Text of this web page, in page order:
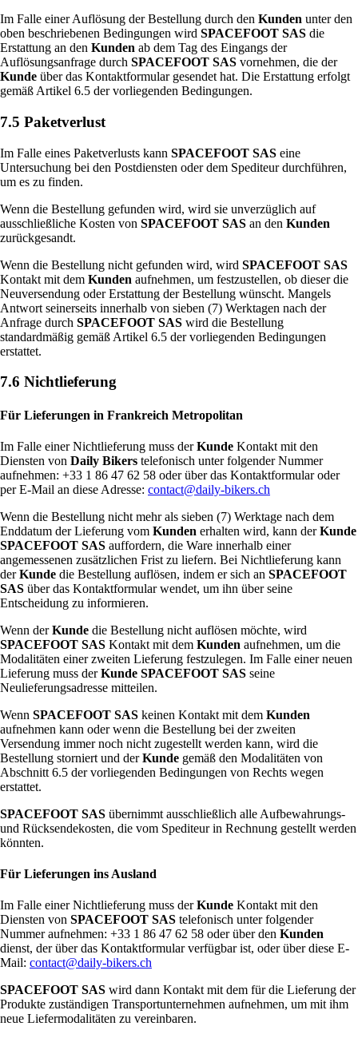
Im Falle einer Auflösung der Bestellung durch den Kunden unter den
oben beschriebenen Bedingungen wird SPACEFOOT SAS die
Erstattung an den Kunden ab dem Tag des Eingangs der
Auflösungsanfrage durch SPACEFOOT SAS vornehmen, die der
Kunde über das Kontaktformular gesendet hat. Die Erstattung erfolgt
gemäß Artikel 6.5 der vorliegenden Bedingungen.
7.5 Paketverlust
Im Falle eines Paketverlusts kann SPACEFOOT SAS eine
Untersuchung bei den Postdiensten oder dem Spediteur durchführen,
um es zu finden.
Wenn die Bestellung gefunden wird, wird sie unverzüglich auf
ausschließliche Kosten von SPACEFOOT SAS an den Kunden
zurückgesandt.
Wenn die Bestellung nicht gefunden wird, wird SPACEFOOT SAS
Kontakt mit dem Kunden aufnehmen, um festzustellen, ob dieser die
Neuversendung oder Erstattung der Bestellung wünscht. Mangels
Antwort seinerseits innerhalb von sieben (7) Werktagen nach der
Anfrage durch SPACEFOOT SAS wird die Bestellung
standardmäßig gemäß Artikel 6.5 der vorliegenden Bedingungen
erstattet.
7.6 Nichtlieferung
Für Lieferungen in Frankreich Metropolitan
Im Falle einer Nichtlieferung muss derKunde Kontakt mit den
Diensten von Daily Bikers telefonisch unter folgender Nummer
aufnehmen: +33 1 86 47 62 58 oder über das Kontaktformular oder
per E-Mail an diese Adresse: contact@daily-bikers.ch
Wenn die Bestellung nicht mehr als sieben (7) Werktage nach dem
Enddatum der Lieferung vom Kunden erhalten wird, kann derKunde
SPACEFOOT SAS auffordern, die Ware innerhalb einer
angemessenen zusätzlichen Frist zu liefern. Bei Nichtlieferung kann
derKunde die Bestellung auflösen, indem er sich an SPACEFOOT
SAS über das Kontaktformular wendet, um ihn über seine
Entscheidung zu informieren.
Wenn derKunde die Bestellung nicht auflösen möchte, wird
SPACEFOOT SAS Kontakt mit dem Kunden aufnehmen, um die
Modalitäten einer zweiten Lieferung festzulegen. Im Falle einer neuen
Lieferung muss derKunde SPACEFOOT SAS seine
Neulieferungsadresse mitteilen.
Wenn SPACEFOOT SAS keinen Kontakt mit dem Kunden
aufnehmen kann oder wenn die Bestellung bei der zweiten
Versendung immer noch nicht zugestellt werden kann, wird die
Bestellung storniert und derKunde gemäß den Modalitäten von
Abschnitt 6.5 der vorliegenden Bedingungen von Rechts wegen
erstattet.
SPACEFOOT SAS übernimmt ausschließlich alle Aufbewahrungs-
und Rücksendekosten, die vom Spediteur in Rechnung gestellt werden
könnten.
Für Lieferungen ins Ausland
Im Falle einer Nichtlieferung muss derKunde Kontakt mit den
Diensten von SPACEFOOT SAS telefonisch unter folgender
Nummer aufnehmen: +33 1 86 47 62 58 oder über den Kunden
dienst, der über das Kontaktformular verfügbar ist, oder über diese E-
Mail: contact@daily-bikers.ch
SPACEFOOT SAS wird dann Kontakt mit dem für die Lieferung der
Produkte zuständigen Transportunternehmen aufnehmen, um mit ihm
neue Liefermodalitäten zu vereinbaren.